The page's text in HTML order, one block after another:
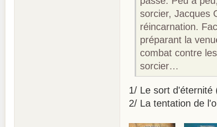
sorcier, Jacques
réincarnation.
préparant la
combat contre
sorcier…
1/ Le sort d'éternité
2/ La tentation de